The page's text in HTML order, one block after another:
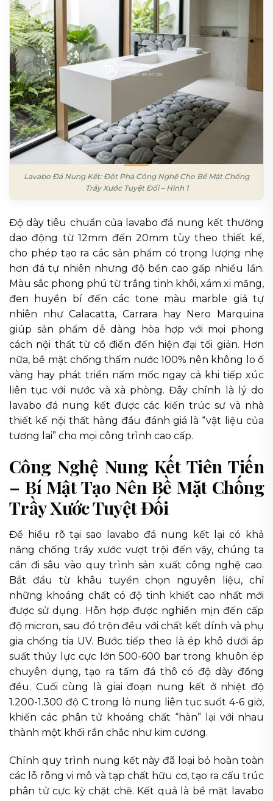
Lavabo Đá Nung Kết: Đột Phá Công Nghệ Cho Bề Mặt Chống
Trầy Xước Tuyệt Đối – Hình 1
Độ dày tiêu chuẩn của lavabo đá nung kết thường
dao động từ 12mm đến 20mm tùy theo thiết kế,
cho phép tạo ra các sản phẩm có trọng lượng nhẹ
hơn đá tự nhiên nhưng độ bền cao gấp nhiều lần.
Màu sắc phong phú từ trắng tinh khôi, xám xi măng,
đen huyền bí đến các tone màu marble giả tự
nhiên như Calacatta, Carrara hay Nero Marquina
giúp sản phẩm dễ dàng hòa hợp với mọi phong
cách nội thất từ cổ điển đến hiện đại tối giản. Hơn
nữa, bề mặt chống thấm nước 100% nên không lo ố
vàng hay phát triển nấm mốc ngay cả khi tiếp xúc
liên tục với nước và xà phòng. Đây chính là lý do
lavabo đá nung kết được các kiến trúc sư và nhà
thiết kế nội thất hàng đầu đánh giá là “vật liệu của
tương lai” cho mọi công trình cao cấp.
Công Nghệ Nung Kết Tiên Tiến
– Bí Mật Tạo Nên Bề Mặt Chống
Trầy Xước Tuyệt Đối
Để hiểu rõ tại sao lavabo đá nung kết lại có khả
năng chống trầy xước vượt trội đến vậy, chúng ta
cần đi sâu vào quy trình sản xuất công nghệ cao.
Bắt đầu từ khâu tuyển chọn nguyên liệu, chỉ
những khoáng chất có độ tinh khiết cao nhất mới
được sử dụng. Hỗn hợp được nghiền mịn đến cấp
độ micron, sau đó trộn đều với chất kết dính và phụ
gia chống tia UV. Bước tiếp theo là ép khô dưới áp
suất thủy lực cực lớn 500-600 bar trong khuôn ép
chuyên dụng, tạo ra tấm đá thô có độ dày đồng
đều. Cuối cùng là giai đoạn nung kết ở nhiệt độ
1.200-1.300 độ C trong lò nung liên tục suốt 4-6 giờ,
khiến các phân tử khoáng chất “hàn” lại với nhau
thành một khối rắn chắc như kim cương.
Chính quy trình nung kết này đã loại bỏ hoàn toàn
các lỗ rỗng vi mô và tạp chất hữu cơ, tạo ra cấu trúc
phân tử cực kỳ chặt chẽ. Kết quả là bề mặt lavabo